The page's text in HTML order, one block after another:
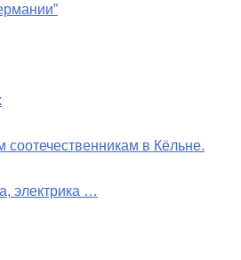
в Кёльне.
электрика …